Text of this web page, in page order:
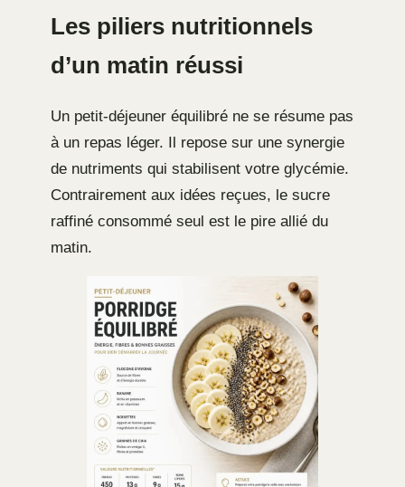
Les piliers nutritionnels
d’un matin réussi
Un petit-déjeuner équilibré ne se résume pas
à un repas léger. Il repose sur une synergie
de nutriments qui stabilisent votre glycémie.
Contrairement aux idées reçues, le sucre
raffiné consommé seul est le pire allié du
matin.